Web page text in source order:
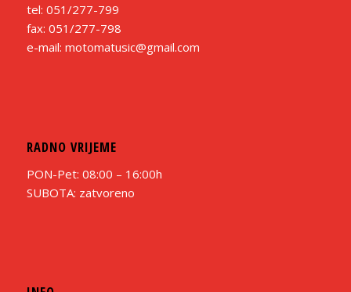
tel: 051/277-799
fax: 051/277-798
e-mail: motomatusic@gmail.com
RADNO VRIJEME
PON-Pet: 08:00 – 16:00h
SUBOTA: zatvoreno